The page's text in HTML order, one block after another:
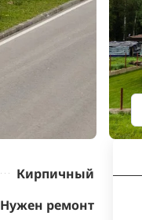
Кирпичный
Нужен ремонт